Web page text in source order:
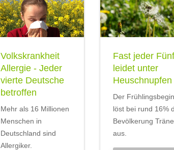
Volkskrankheit
Allergie - Jeder
vierte Deutsche
betroffen
Mehr als 16 Millionen
Menschen in
Deutschland sind
Allergiker.
Fast jeder
leidet unter
Heuschnupfen
Der
löst bei rund 16%
Bevölkerung
aus.